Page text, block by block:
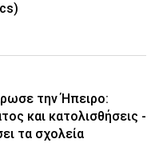
την Ήπειρο:
και κατολισθήσεις -
τα σχολεία